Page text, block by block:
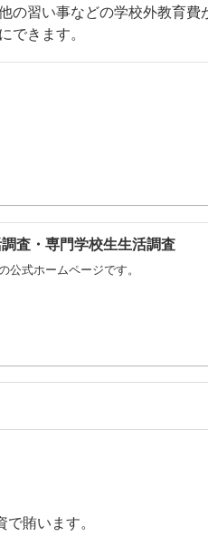
習い事などの学校外教育費
できます。
査・専門学校生生活調査
公式ホームページです。
賄います。